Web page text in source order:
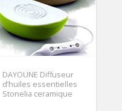
DAYOUNE Diffuseur
d’huiles essentielles
Stonelia ceramique